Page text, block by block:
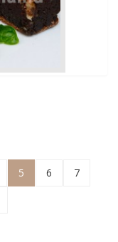
5 6
7